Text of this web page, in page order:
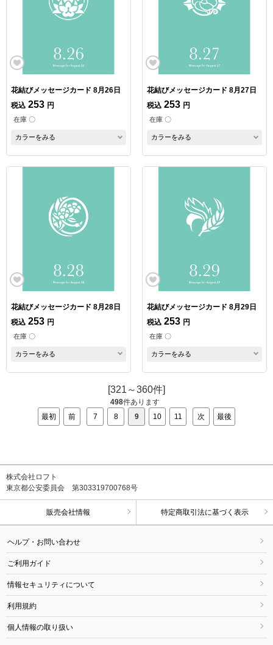
花結びメッセージカード 8月26日
税込 253 円
在庫 〇
カラーをみる
花結びメッセージカード 8月27日
税込 253 円
在庫 〇
カラーをみる
花結びメッセージカード 8月28日
税込 253 円
在庫 〇
カラーをみる
花結びメッセージカード 8月29日
税込 253 円
在庫 〇
カラーをみる
[321～360件]
498件あります
最初
前 7 8 9 10 11 次 最後
株式会社ロフト
東京都公安委員会 第303319700768号
販売会社情報 特定商取引法に基づく表示
ヘルプ・お問い合わせ
ご利用ガイド
情報セキュリティについて
利用規約
個人情報の取り扱い